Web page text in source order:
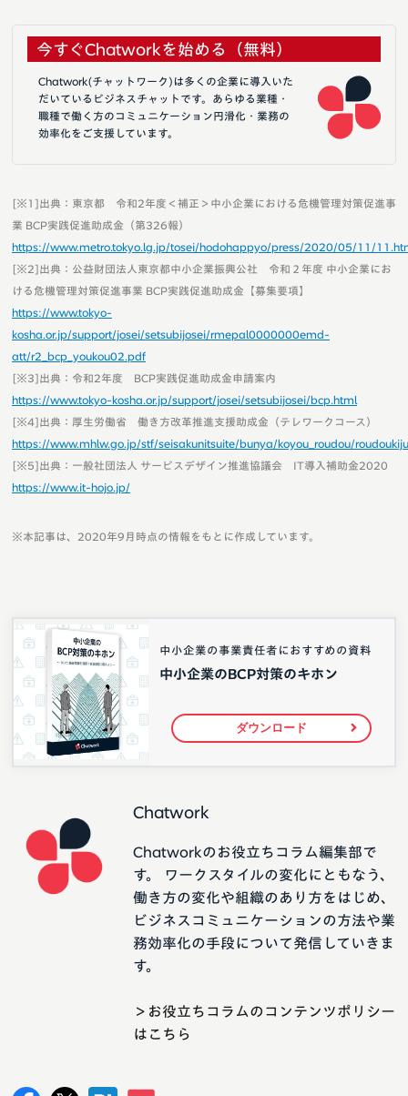
今すぐChatworkを始める（無料）
Chatwork(チャットワーク)は多くの企業に導入いた
だいているビジネスチャットです。あらゆる業種・
職種で働く方のコミュニケーション円滑化・業務の
効率化をご支援しています。
[※1]出典：東京都 令和2年度＜補正＞中小企業における危機管理対策促進事
業 BCP実践促進助成金（第326報）
https://www.metro.tokyo.lg.jp/tosei/hodohappyo/press/2020/05/11/
[※2]出典：公益財団法人東京都中小企業振興公社 令和２年度 中小企業にお
ける危機管理対策促進事業 BCP実践促進助成金【募集要項】
https://www.tokyo-
kosha.or.jp/support/josei/setsubijosei/rmepal0000000emd-
att/r2_bcp_youkou02.pdf
[※3]出典：令和2年度 BCP実践促進助成金申請案内
https://www.tokyo-kosha.or.jp/support/josei/setsubijosei/bcp.html
[※4]出典：厚生労働省 働き方改革推進支援助成金（テレワークコース）
https://www.mhlw.go.jp/stf/seisakunitsuite/bunya/koyou_roudou/
[※5]出典：一般社団法人 サービスデザイン推進協議会 IT導入補助金2020
https://www.it-hojo.jp/
※本記事は、2020年9月時点の情報をもとに作成しています。
中小企業の事業責任者におすすめの資料
中小企業のBCP対策のキホン
ダウンロード
Chatwork
Chatworkのお役立ちコラム編集部で
す。 ワークスタイルの変化にともなう、
働き方の変化や組織のあり方をはじめ、
ビジネスコミュニケーションの方法や業
務効率化の手段について発信していきま
す。
＞お役立ちコラムのコンテンツポリシー
はこちら